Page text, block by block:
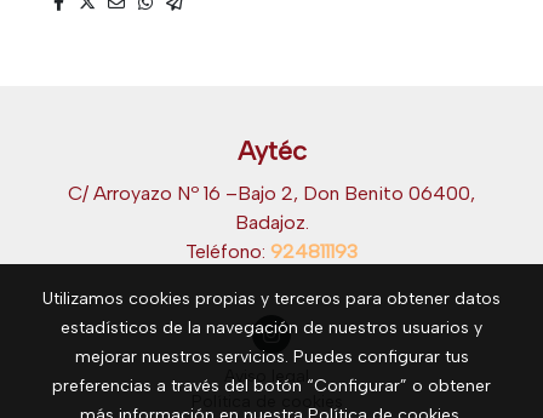
Aytéc
C/ Arroyazo Nº 16 –Bajo 2, Don Benito 06400,
Badajoz.
Teléfono: 924811193
Aviso legal
Utilizamos cookies propias y terceros para obtener datos
estadísticos de la navegación de nuestros usuarios y
mejorar nuestros servicios. Puedes configurar tus
preferencias a través del botón “Configurar” o obtener